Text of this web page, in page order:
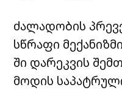
ძალადობის
სწრაფი
ში დარეკვის
მოდის